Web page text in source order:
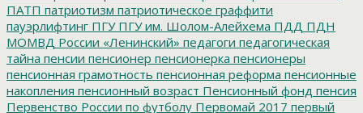
ПАТП патриотизм патриотическое граффити
пауэрлифтинг ПГУПГУ им. Шолом-Алейхема ПДД ПДН
МОМВД России «Ленинский» педагоги педагогическая
тайна пенсии пенсионер пенсионерка пенсионеры
пенсионная грамотность пенсионная реформа пенсионные
накопления пенсионный возраст Пенсионный фонд пенсия
Первенство России по футболу Первомай 2017 первый